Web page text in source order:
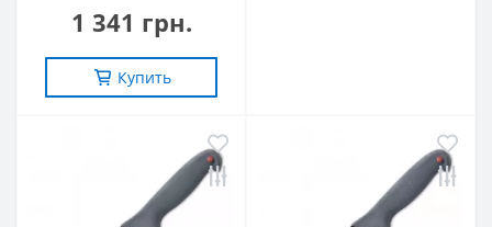
1 341 грн.
Купить